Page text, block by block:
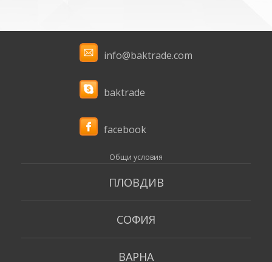
info@baktrade.com
baktrade
facebook
Общи условия
ПЛОВДИВ
СОФИЯ
ВАРНА